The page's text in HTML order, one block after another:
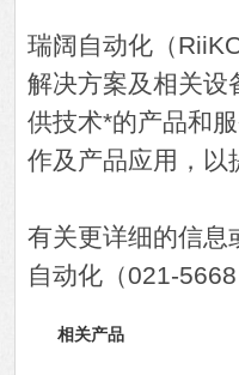
瑞阔自动化（
解决方案及相关设
供技术*的产品和
作及产品应用，以
有关更详细的信息
自动化（021-
相关产品